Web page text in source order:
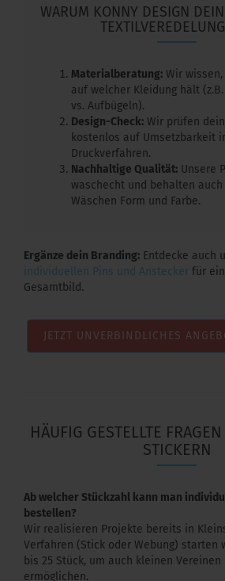
WARUM KONNY DESIGN
Materialberatung: Wir
auf welcher Kleidung hält
vs. Aufbügeln).
Design-Check: Wir prüfen
kostenlos auf Umsetzbarkeit
Druckverfahren.
Nachhaltige Qualität: Unsere
waschecht und behalten
Wäschen Form und Farbe.
Ergänze dein Branding: Entdecke auch
individuellen Pins und Anstecker für
Gesamtbild.
JETZT UNVERBINDLICHES
HÄUFIG GESTELLTE
STICKERN
Ab welcher Stückzahl kann man
bestellen?
Wir realisieren Projekte bereits in
Verfahren (Stick oder Webung) starten
bis 25 Stück, um auch kleinen
ermöglichen.